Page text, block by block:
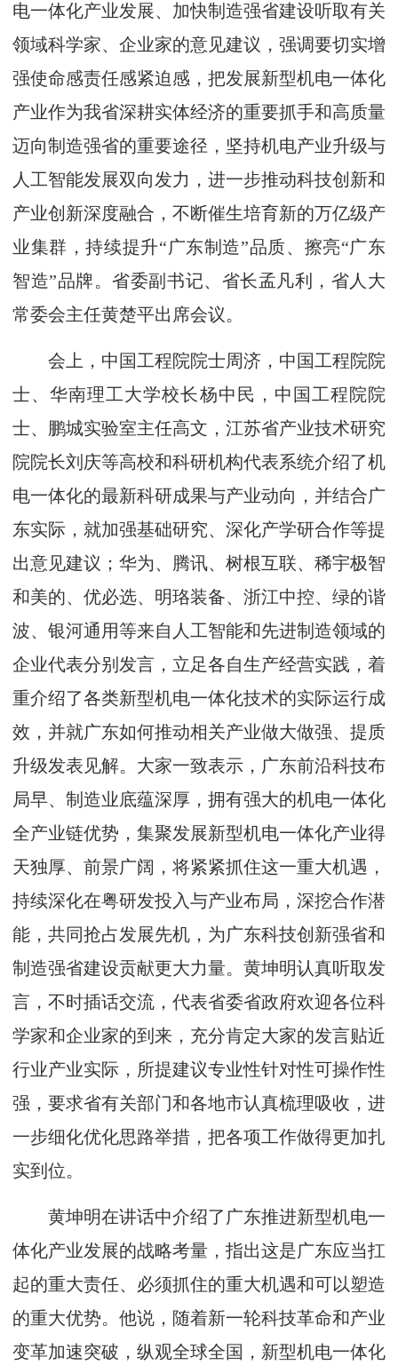
电一体化产业发展、加快制造强省建设听取有关
领域科学家、企业家的意见建议，强调要切实增
强使命感责任感紧迫感，把发展新型机电一体化
产业作为我省深耕实体经济的重要抓手和高质量
迈向制造强省的重要途径，坚持机电产业升级与
人工智能发展双向发力，进一步推动科技创新和
产业创新深度融合，不断催生培育新的万亿级产
业集群，持续提升“广东制造”品质、擦亮“广东
智造”品牌。省委副书记、省长孟凡利，省人大
常委会主任黄楚平出席会议。
会上，中国工程院院士周济，中国工程院院
士、华南理工大学校长杨中民，中国工程院院
士、鹏城实验室主任高文，江苏省产业技术研究
院院长刘庆等高校和科研机构代表系统介绍了机
电一体化的最新科研成果与产业动向，并结合广
东实际，就加强基础研究、深化产学研合作等提
出意见建议；华为、腾讯、树根互联、稀宇极智
和美的、优必选、明珞装备、浙江中控、绿的谐
波、银河通用等来自人工智能和先进制造领域的
企业代表分别发言，立足各自生产经营实践，着
重介绍了各类新型机电一体化技术的实际运行成
效，并就广东如何推动相关产业做大做强、提质
升级发表见解。大家一致表示，广东前沿科技布
局早、制造业底蕴深厚，拥有强大的机电一体化
全产业链优势，集聚发展新型机电一体化产业得
天独厚、前景广阔，将紧紧抓住这一重大机遇，
持续深化在粤研发投入与产业布局，深挖合作潜
能，共同抢占发展先机，为广东科技创新强省和
制造强省建设贡献更大力量。黄坤明认真听取发
言，不时插话交流，代表省委省政府欢迎各位科
学家和企业家的到来，充分肯定大家的发言贴近
行业产业实际，所提建议专业性针对性可操作性
强，要求省有关部门和各地市认真梳理吸收，进
一步细化优化思路举措，把各项工作做得更加扎
实到位。
黄坤明在讲话中介绍了广东推进新型机电一
体化产业发展的战略考量，指出这是广东应当扛
起的重大责任、必须抓住的重大机遇和可以塑造
的重大优势。他说，随着新一轮科技革命和产业
变革加速突破，纵观全球全国，新型机电一体化